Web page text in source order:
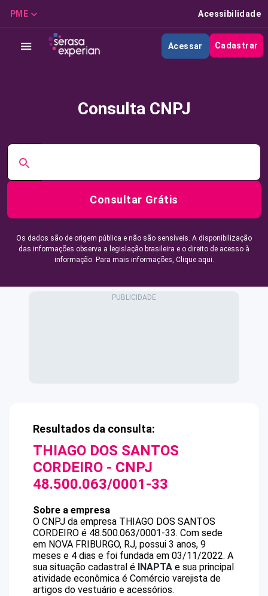
PME Acessibilidade
Acessar Cadastrar
Consulta CNPJ
Consultar Grátis
Os dados são de origem pública e não são sensíveis. A disponibilização
das informações observa a legislação brasileira e o direito de acesso à
informação. Para mais informações, Clique aqui.
Resultados da consulta:
THIAGO DOS SANTOS
CORDEIRO - CNPJ
48.500.063/0001-33
Sobre a empresa
O CNPJ da empresa THIAGO DOS SANTOS
CORDEIRO é 48.500.063/0001-33. Com sede
em NOVA FRIBURGO, RJ, possui 3 anos, 9
meses e 4 dias e foi fundada em 03/11/2022. A
sua situação cadastral é INAPTA e sua principal
atividade econômica é Comércio varejista de
artigos do vestuário e acessórios.